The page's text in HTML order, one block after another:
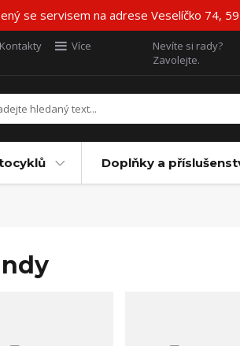
se servisem na adrese Veselíčko 74,
Kontakty Více
Nevíte si rady?
Zavolejte.
Doplňky a